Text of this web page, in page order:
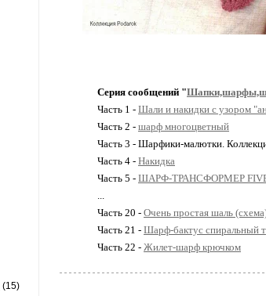
(15)
Серия сообщений "
Часть 1 - Шали и накидки с узором
Часть 2 - шарф многоцветный
Часть 3 - Шарфики-малютки.
Часть 4 - Накидка
Часть 5 - ШАРФ-ТРАНСФОРМЕР
...
Часть 20 - Очень простая шаль
Часть 21 - Шарф-бактус спиральный
Часть 22 - Жилет-шарф крючком